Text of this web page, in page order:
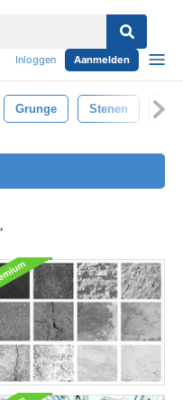
Inloggen Aanmelden
Grunge Stenen